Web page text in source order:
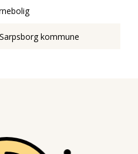
kommune